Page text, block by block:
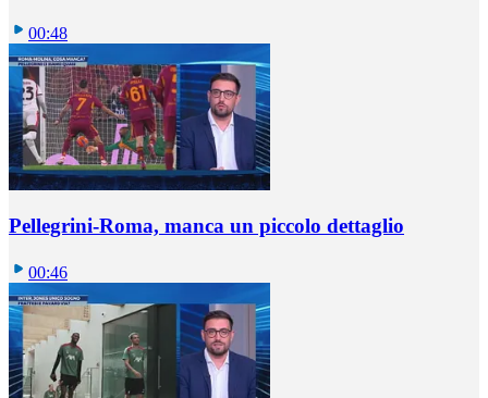
00:48
Pellegrini-Roma, manca un piccolo dettaglio
00:46